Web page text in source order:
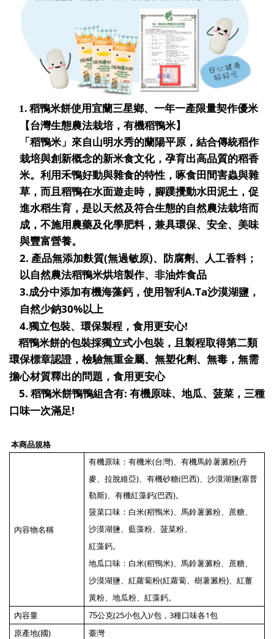
1. 稻鴨米餅使用宜蘭三星鄉、一年一產限量契作優米
【台灣生態農法栽培，有機稻鴨米】
「稻鴨米」來自山明水秀的蘭陽平原，結合傳統稻作
栽培與創新概念的新米食文化，孕育出高品質的稻香
米。利用禾鴨好動與雜食的特性，啄食田間害蟲與雜
草，而且稻鴨在水面遊走時，腳蹼攪動水田泥土，促
進水稻生育，是以天然及符合生態的自然農法栽培而
成，不施用農藥及化學肥料，兼具環保、安全、美味
與豐富營養。
2. 產品無添加麩質(無過敏原)、防腐劑、人工香料；
以自然農法稻鴨米烘培製作、非油炸食品
3.成分中添加有機海藻鈣，使用智利A.Ta沙漠湖鹽，
自然少鈉30%以上
4.獨立包裝、環保製程，食用更安心!
稻鴨米餅的包裝採獨立式小包裝，且製程取得第二類
環保標章認證，檢驗無重金屬、無塑化劑、無毒，無需
擔心材質釋出的問題，食用更安心
5. 稻鴨米餅鴨鴨組含有: 有機原味、地瓜、菠菜，三種
口味一次滿足!
本商品規格
內容物名稱
有機原味 ：有機米(台灣)、有機馬鈴薯澱粉(丹
麥、拉脫維亞)、有機砂糖(巴西)、沙漠湖鹽(塞普
勒斯)、有機紅藻鈣(巴西)。
菠菜口味 ： 白米(稻鴨米) 、馬鈴薯澱粉、蔗糖、
沙漠湖鹽、藍藻粉、菠菜粉、
紅藻鈣。
地瓜口味 ： 白米(稻鴨米) 、馬鈴薯澱粉、蔗糖、
沙漠湖鹽、紅蘿蔔粉(紅蘿蔔、樹薯澱粉) 、紅薑
黃粉、地瓜粉、紅藻鈣。
內容量
75公克(25小包入)/包，3種口味各1包
原產地(國)
臺灣